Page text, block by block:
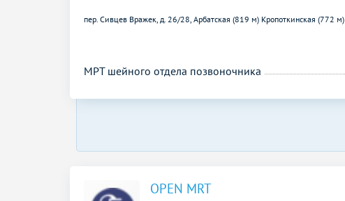
пер. Сивцев Вражек, д. 26/28, Арбатская (819 м) Кропоткинская (772 м)
МРТ шейного отдела позвоночника
OPEN MRT